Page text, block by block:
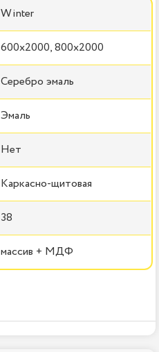
Winter
600x2000, 800x2000
Серебро эмаль
Эмаль
Нет
Каркасно-щитовая
38
массив + МДФ